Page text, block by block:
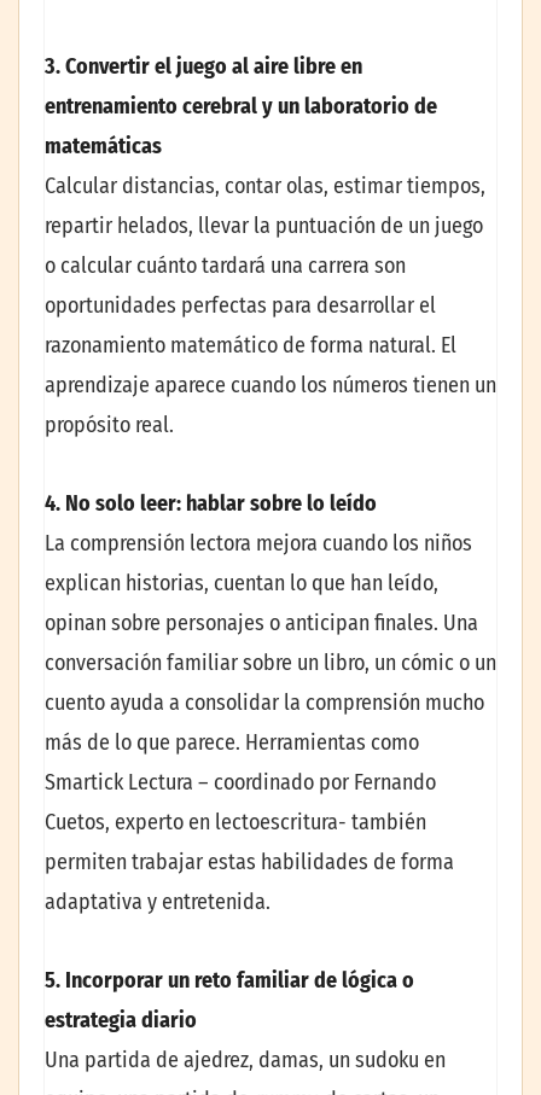
3. Convertir el juego al aire libre en
entrenamiento cerebral y un laboratorio de
matemáticas
Calcular distancias, contar olas, estimar tiempos,
repartir helados, llevar la puntuación de un juego
o calcular cuánto tardará una carrera son
oportunidades perfectas para desarrollar el
razonamiento matemático de forma natural. El
aprendizaje aparece cuando los números tienen un
propósito real.
4. No solo leer: hablar sobre lo leído
La comprensión lectora mejora cuando los niños
explican historias, cuentan lo que han leído,
opinan sobre personajes o anticipan finales. Una
conversación familiar sobre un libro, un cómic o un
cuento ayuda a consolidar la comprensión mucho
más de lo que parece. Herramientas como
Smartick Lectura – coordinado por Fernando
Cuetos, experto en lectoescritura- también
permiten trabajar estas habilidades de forma
adaptativa y entretenida.
5. Incorporar un reto familiar de lógica o
estrategia diario
Una partida de ajedrez, damas, un sudoku en